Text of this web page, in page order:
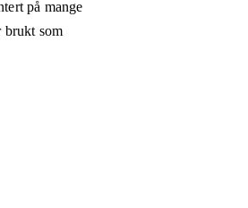
på mange
brukt som